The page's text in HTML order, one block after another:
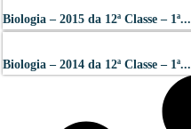
Biologia – 2015 da 12ª Classe – 1ª...
Biologia – 2014 da 12ª Classe – 1ª...